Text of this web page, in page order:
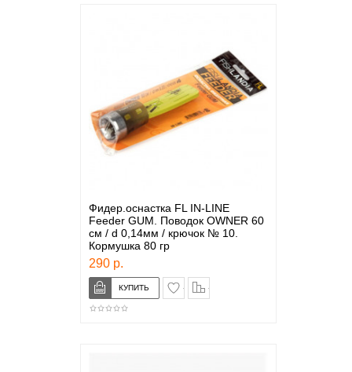
Фидер.оснастка FL IN-LINE
Feeder GUM. Поводок OWNER 60
см / d 0,14мм / крючок № 10.
Кормушка 80 гр
290 р.
в закладки